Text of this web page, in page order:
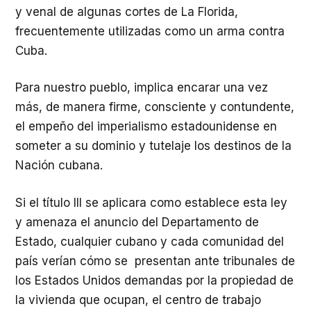
y venal de algunas cortes de La Florida,
frecuentemente utilizadas como un arma contra
Cuba.
Para nuestro pueblo, implica encarar una vez
más, de manera firme, consciente y contundente,
el empeño del imperialismo estadounidense en
someter a su dominio y tutelaje los destinos de la
Nación cubana.
Si el título III se aplicara como establece esta ley
y amenaza el anuncio del Departamento de
Estado, cualquier cubano y cada comunidad del
país verían cómo se presentan ante tribunales de
los Estados Unidos demandas por la propiedad de
la vivienda que ocupan, el centro de trabajo